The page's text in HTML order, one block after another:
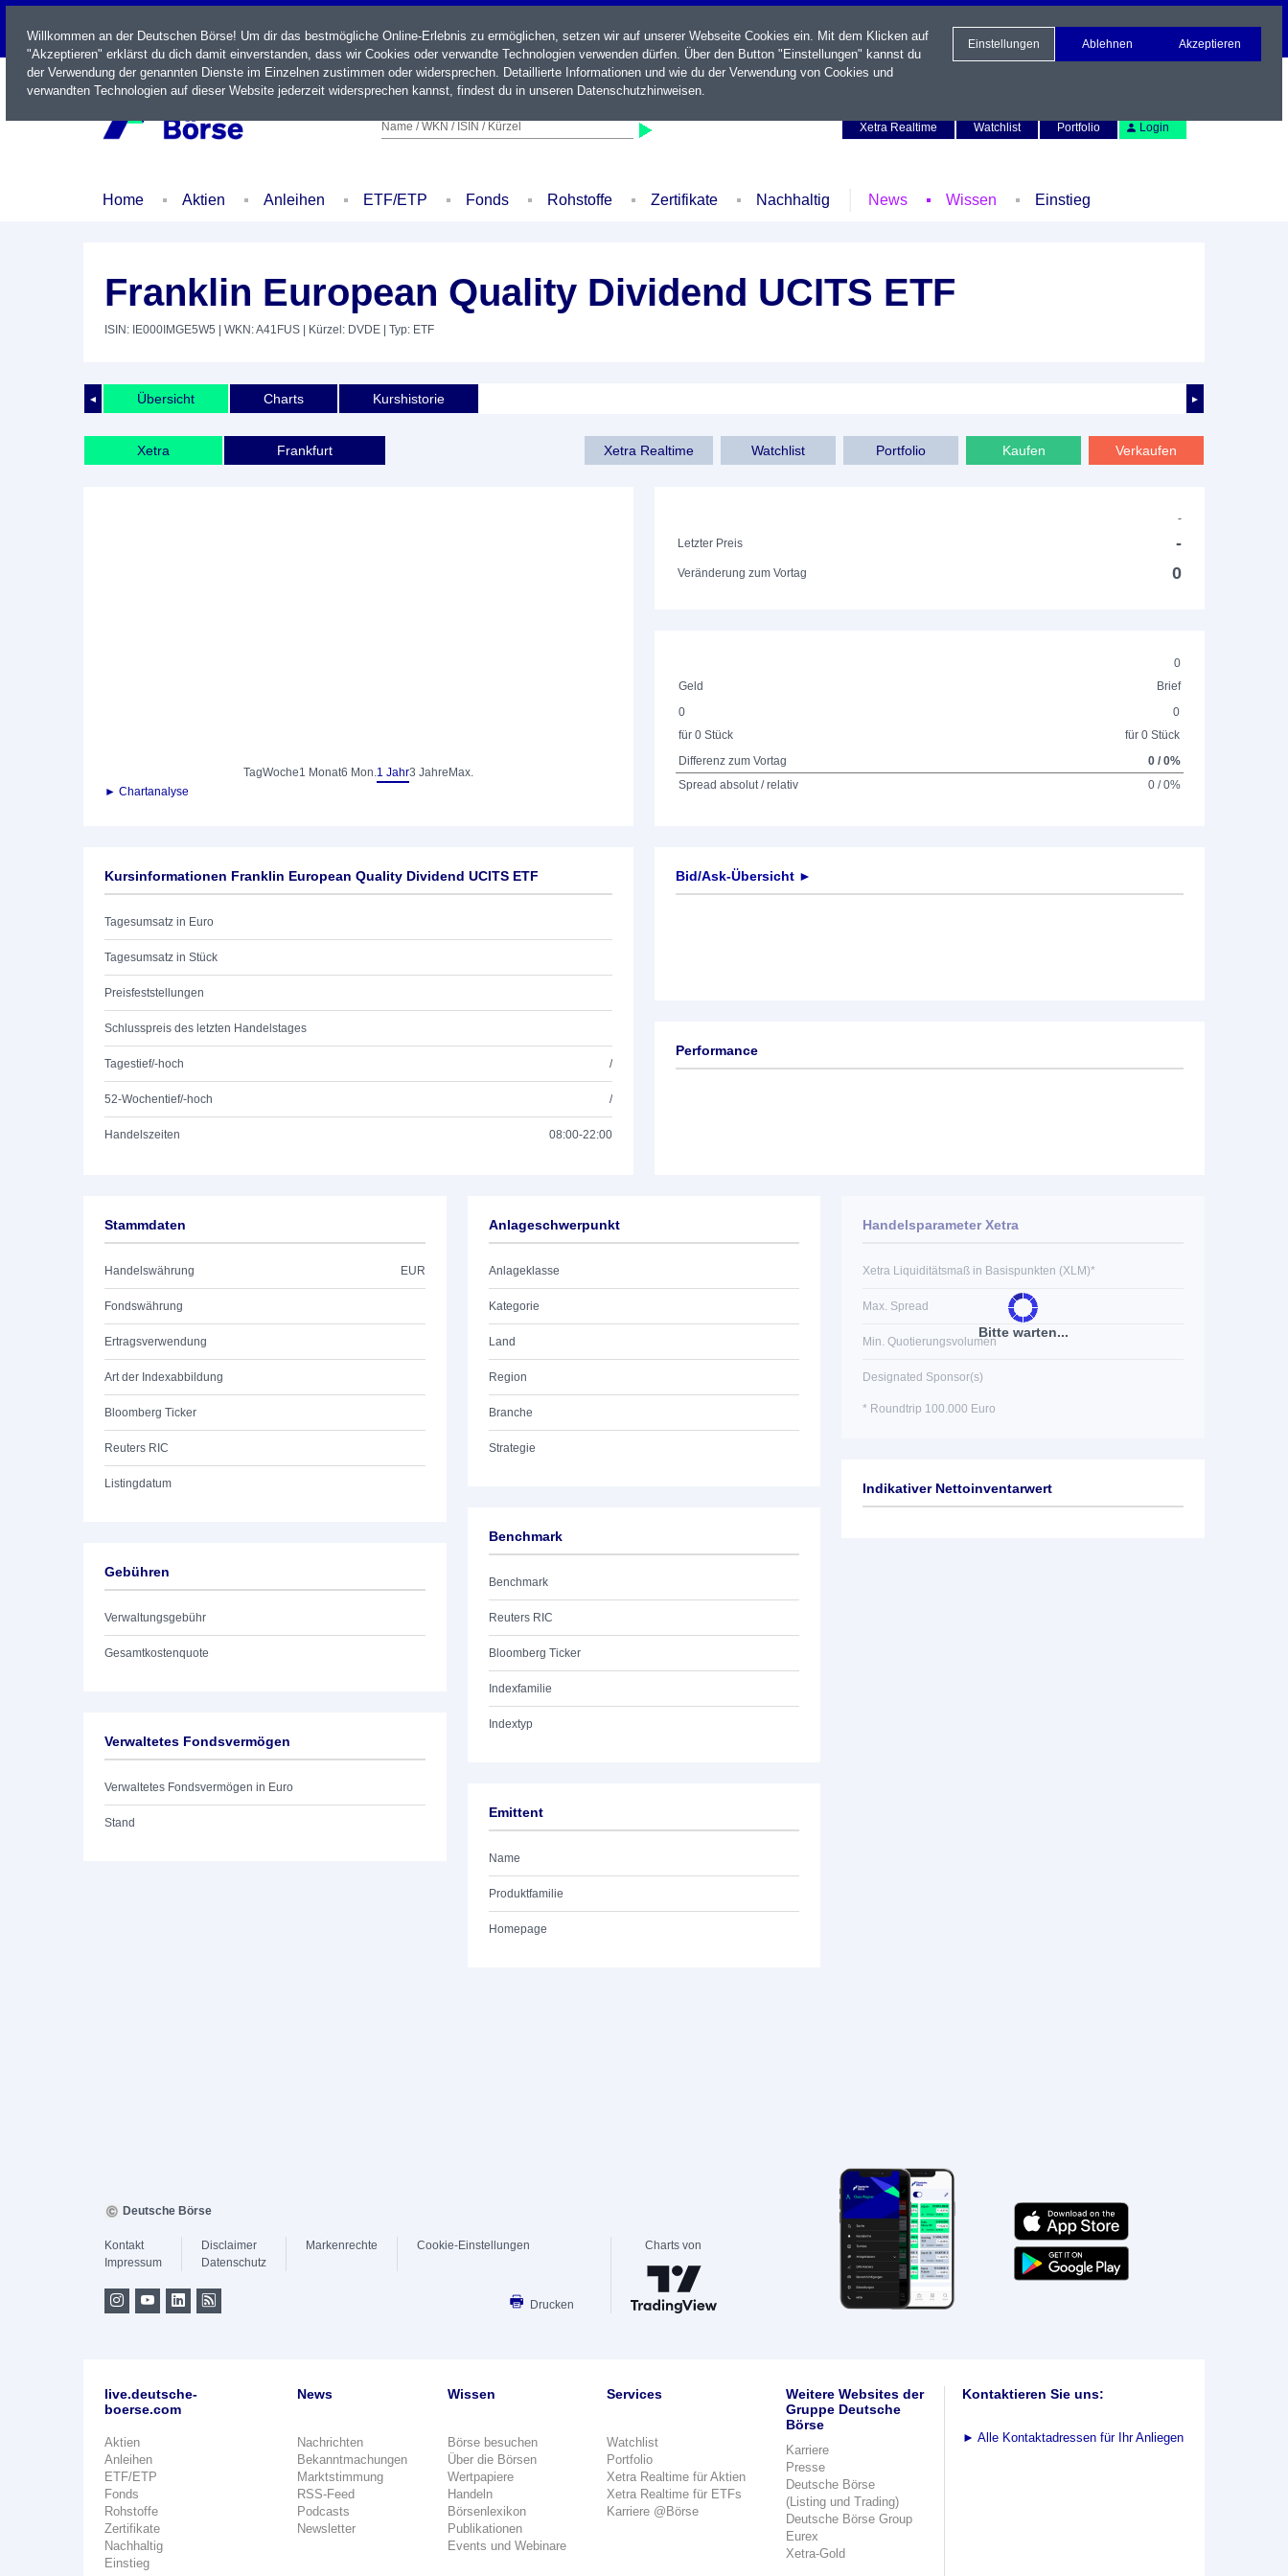
LIVE
Name / WKN / ISIN / Kürzel
Xetra Realtime
Watchlist Portfolio Login
Home Aktien Anleihen ETF/ETP Fonds Rohstoffe Zertifikate Nachhaltig News Wissen Einstieg
Franklin European Quality Dividend UCITS ETF
ISIN: IE000IMGE5W5 | WKN: A41FUS | Kürzel: DVDE | Typ: ETF
◄ ►
Übersicht Charts Kurshistorie
Xetra Frankfurt Xetra Realtime Watchlist Portfolio Kaufen Verkaufen
TagWoche1 Monat6 Mon.1 Jahr3 Jahre Max.
► Chartanalyse
-
Letzter Preis
-
Veränderung zum Vortag 0
0
Geld
Brief
0
für 0 Stück
0
für 0 Stück
Differenz zum Vortag
0 / 0%
Spread absolut / relativ
0 / 0%
Kursinformationen Franklin European Quality Dividend UCITS ETF
Tagesumsatz in Euro
Tagesumsatz in Stück
Preisfeststellungen
Schlusspreis des letzten Handelstages
Tagestief/-hoch /
52-Wochentief/-hoch /
Handelszeiten 08:00-22:00
Bid/Ask-Übersicht ►
Performance
Stammdaten
Handelswährung EUR
Fondswährung
Ertragsverwendung
Art der Indexabbildung
Bloomberg Ticker
Reuters RIC
Listingdatum
Gebühren
Verwaltungsgebühr
Gesamtkostenquote
Verwaltetes Fondsvermögen
Verwaltetes Fondsvermögen in Euro
Stand
Anlageschwerpunkt
Anlageklasse
Kategorie
Land
Region
Branche
Strategie
Benchmark
Benchmark
Reuters RIC
Bloomberg Ticker
Indexfamilie
Indextyp
Emittent
Name
Produktfamilie
Homepage
Bitte warten...
Handelsparameter Xetra
Xetra Liquiditätsmaß in Basispunkten (XLM)*
Max. Spread
Min. Quotierungsvolumen
Designated Sponsor(s)
* Roundtrip 100.000 Euro
Indikativer Nettoinventarwert
Willkommen an der Deutschen Börse! Um dir das bestmögliche Online-Erlebnis zu ermöglichen, setzen wir auf unserer Webseite Cookies ein. Mit dem Klicken auf
"Akzeptieren" erklärst du dich damit einverstanden, dass wir Cookies oder verwandte Technologien verwenden dürfen. Über den Button "Einstellungen" kannst du
der Verwendung der genannten Dienste im Einzelnen zustimmen oder widersprechen. Detaillierte Informationen und wie du der Verwendung von Cookies und
verwandten Technologien auf dieser Website jederzeit widersprechen kannst, findest du in unseren Datenschutzhinweisen.
Einstellungen Ablehnen Akzeptieren
Deutsche Börse
Kontakt
Impressum
Disclaimer
Datenschutz
Markenrechte Cookie-Einstellungen
Drucken
Charts von
live.deutsche-
boerse.com
Aktien
Anleihen
ETF/ETP
Fonds
Rohstoffe
Zertifikate
Nachhaltig
Einstieg
News
Nachrichten
Bekanntmachungen
Marktstimmung
RSS-Feed
Podcasts
Newsletter
Wissen
Börse besuchen
Über die Börsen
Wertpapiere
Handeln
Börsenlexikon
Publikationen
Events und Webinare
Services
Watchlist
Portfolio
Xetra Realtime für Aktien
Xetra Realtime für ETFs
Karriere @Börse
Weitere Websites der
Gruppe Deutsche
Börse
Karriere
Presse
Deutsche Börse
(Listing und Trading)
Deutsche Börse Group
Eurex
Xetra-Gold
Kontaktieren Sie uns:
► Alle Kontaktadressen für Ihr Anliegen